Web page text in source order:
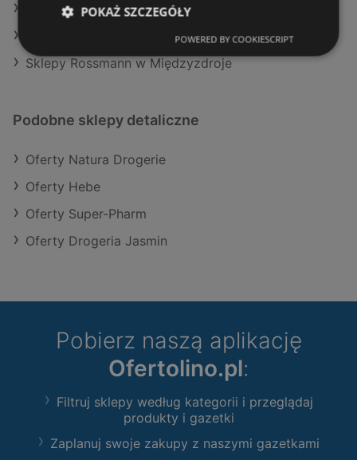
Aktualne gazetki Natura Drogerie
Aktualne gazetki Super-Pharm
Sklepy Rossmann w Międzyzdroje
Podobne sklepy detaliczne
Oferty Natura Drogerie
Oferty Hebe
Oferty Super-Pharm
Oferty Drogeria Jasmin
Pobierz naszą aplikację
Ofertolino.pl:
Filtruj sklepy według kategorii i przeglądaj
produkty i gazetki
Zaplanuj swoje zakupy z naszymi gazetkami
POKAŻ SZCZEGÓŁY
POWERED BY COOKIESCRIPT